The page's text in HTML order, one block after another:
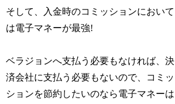
そして、入金時のコミッションにおいて
は電子マネーが最強!
ベラジョンへ支払う必要もなければ、決
済会社に支払う必要もないので、コミッ
ションを節約したいのなら電子マネーは